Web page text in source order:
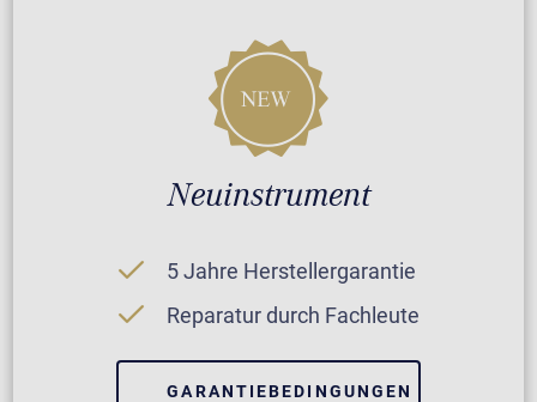
Neuinstrument
5 Jahre Herstellergarantie
Reparatur durch Fachleute
GARANTIEBEDINGUNGEN